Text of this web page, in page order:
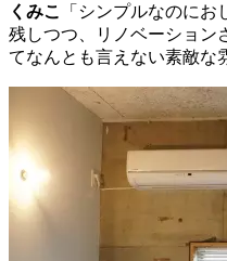
くみこ
「シンプルなのに
残しつつ、リノベーション
てなんとも言えない素敵な